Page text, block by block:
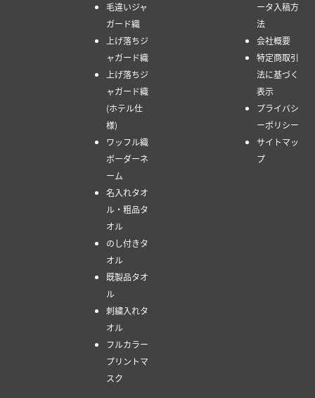
毛違いジャ
ガード織
上げ落ちジ
ャガード織
上げ落ちジ
ャガード織
(ホテル仕
様)
ワッフル織
ボーダーネ
ーム
名入れタオ
ル・粗品タ
オル
のし付きタ
オル
既製品タオ
ル
刺繍入れタ
オル
フルカラー
プリントマ
スク
ータ入稿方
法
会社概要
特定商取引
法に基づく
表示
プライバシ
ーポリシー
サイトマッ
プ